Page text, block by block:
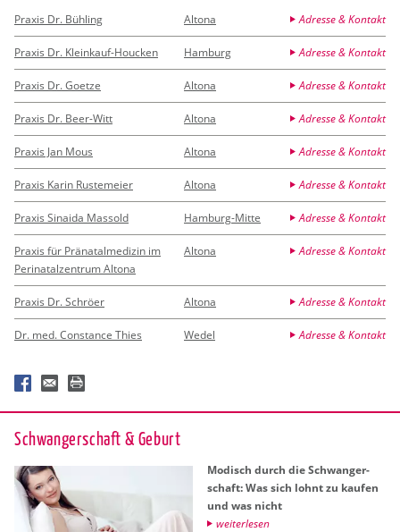
Praxis Dr. Bühling Altona Adresse & Kontakt
Praxis Dr. Kleinkauf-Houcken Hamburg Adresse & Kontakt
Praxis Dr. Goetze Altona Adresse & Kontakt
Praxis Dr. Beer-Witt Altona Adresse & Kontakt
Praxis Jan Mous Altona Adresse & Kontakt
Praxis Karin Rustemeier Altona Adresse & Kontakt
Praxis Sinaida Massold Hamburg-Mitte Adresse & Kontakt
Praxis für Pränatalmedizin im
Perinatalzentrum Altona
Altona Adresse & Kontakt
Praxis Dr. Schröer Altona Adresse & Kontakt
Dr. med. Constance Thies Wedel Adresse & Kontakt
Schwan­ger­schaft & Ge­burt
Mo­disch durch die Schwan­ger­
schaft: Was sich lohnt zu kau­fen
und was nicht
wei­ter­le­sen